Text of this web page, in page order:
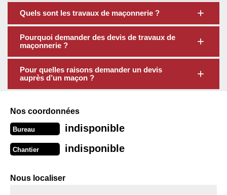
Quels sont les travaux de maçonnerie ?
Pourquoi demander des devis de travaux de
maçonnerie ?
Pour quelles raisons demander un devis
auprès d’un maçon ?
Nos coordonnées
Bureau indisponible
Chantier indisponible
Nous localiser